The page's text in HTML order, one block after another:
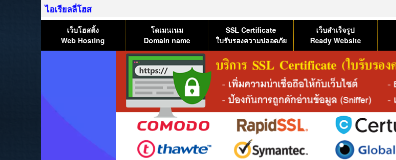
ไอเรียลลี่โฮส
เว็บโฮสติ้ง
Web Hosting
โดเมนเนม
Domain name
SSL Certificate
ใบรับรองความปลอดภัย
เว็บสำเร็จรูป
Ready Website